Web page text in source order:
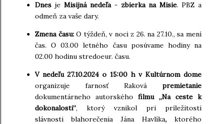
Dnes je Misijná nedeľa- zbierka na Misie. PBZ a
odmeň za vaše dary.
Zmena času:O týždeň, v noci z 26. na 27.10., sa mení
čas. O 03.00 letného času posúvame hodiny na
02.00 hodinu stredoeur. času.
V nedeľu 27.10.2024 o 15:00 h v Kultúrnom dome
organizuje farnosť Raková premietanie
dokumentárneho autorského filmu „Na ceste k
dokonalosti“, ktorý vznikol pri príležitosti
slávnosti blahorečenia Jána Havlíka, ktorého